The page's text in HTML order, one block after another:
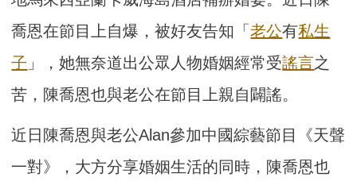
喬恩在節目上自爆，被好友告知「老公有私生
子 」，她無奈道出公眾人物婚姻經常受謠言之
苦，陳喬恩也與老公在節目上親自闢謠。
近日陳喬恩與老公Alan參加中國綜藝節目《天聲
一對》，大方分享婚姻生活的同時，陳喬恩也